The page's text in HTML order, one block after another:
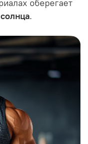
оберегает
.